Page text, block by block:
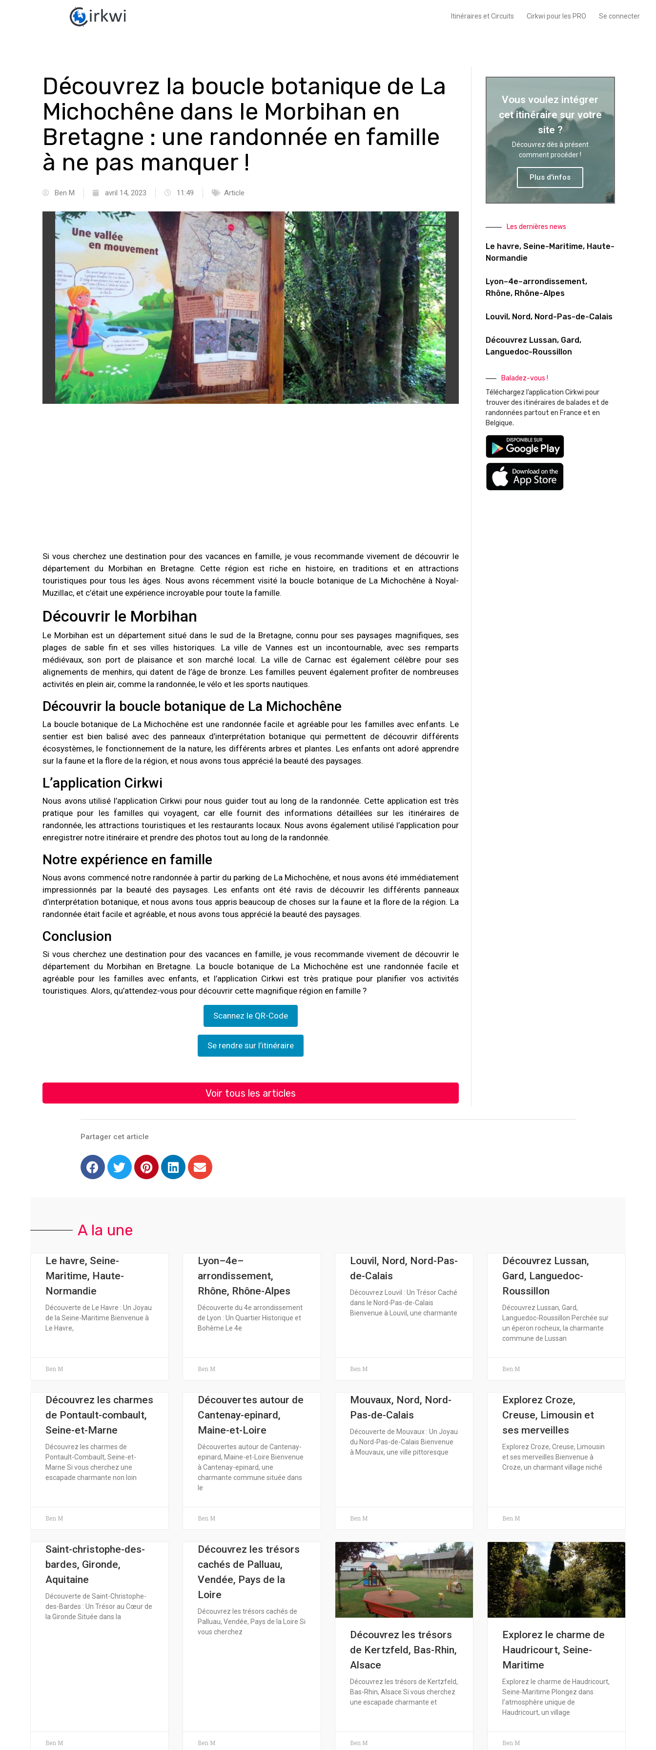
Itinéraires et Circuits Cirkwi pour les PRO Se connecter
Découvrez la boucle botanique de La
Michochêne dans le Morbihan en
Bretagne : une randonnée en famille
à ne pas manquer !
Ben M avril 14, 2023 11:49 Article
Si vous cherchez une destination pour des vacances en famille, je vous recommande vivement de découvrir le
département du Morbihan en Bretagne. Cette région est riche en histoire, en traditions et en attractions
touristiques pour tous les âges. Nous avons récemment visité la boucle botanique de La Michochêne à Noyal-
Muzillac, et c’était une expérience incroyable pour toute la famille.
Découvrir le Morbihan
Le Morbihan est un département situé dans le sud de la Bretagne, connu pour ses paysages magnifiques, ses
plages de sable fin et ses villes historiques. La ville de Vannes est un incontournable, avec ses remparts
médiévaux, son port de plaisance et son marché local. La ville de Carnac est également célèbre pour ses
alignements de menhirs, qui datent de l’âge de bronze. Les familles peuvent également profiter de nombreuses
activités en plein air, comme la randonnée, le vélo et les sports nautiques.
Découvrir la boucle botanique de La Michochêne
La boucle botanique de La Michochêne est une randonnée facile et agréable pour les familles avec enfants. Le
sentier est bien balisé avec des panneaux d’interprétation botanique qui permettent de découvrir différents
écosystèmes, le fonctionnement de la nature, les différents arbres et plantes. Les enfants ont adoré apprendre
sur la faune et la flore de la région, et nous avons tous apprécié la beauté des paysages.
L’application Cirkwi
Nous avons utilisé l’application Cirkwi pour nous guider tout au long de la randonnée. Cette application est très
pratique pour les familles qui voyagent, car elle fournit des informations détaillées sur les itinéraires de
randonnée, les attractions touristiques et les restaurants locaux. Nous avons également utilisé l’application pour
enregistrer notre itinéraire et prendre des photos tout au long de la randonnée.
Notre expérience en famille
Nous avons commencé notre randonnée à partir du parking de La Michochêne, et nous avons été immédiatement
impressionnés par la beauté des paysages. Les enfants ont été ravis de découvrir les différents panneaux
d’interprétation botanique, et nous avons tous appris beaucoup de choses sur la faune et la flore de la région. La
randonnée était facile et agréable, et nous avons tous apprécié la beauté des paysages.
Conclusion
Si vous cherchez une destination pour des vacances en famille, je vous recommande vivement de découvrir le
département du Morbihan en Bretagne. La boucle botanique de La Michochêne est une randonnée facile et
agréable pour les familles avec enfants, et l’application Cirkwi est très pratique pour planifier vos activités
touristiques. Alors, qu’attendez-vous pour découvrir cette magnifique région en famille ?
Scannez le QR-Code
Se rendre sur l’itinéraire
Voir tous les articles
Vous voulez intégrer
cet itinéraire sur votre
site ?
Découvrez dès à présent
comment procéder !
Plus d'infos
Les dernières news
Le havre, Seine-Maritime, Haute-
Normandie
Lyon–4e–arrondissement,
Rhône, Rhône-Alpes
Louvil, Nord, Nord-Pas-de-Calais
Découvrez Lussan, Gard,
Languedoc-Roussillon
Baladez-vous !
Téléchargez l’application Cirkwi pour
trouver des itinéraires de balades et de
randonnées partout en France et en
Belgique.
Partager cet article
A la une
Le havre, Seine-
Maritime, Haute-
Normandie
Découverte de Le Havre : Un Joyau
de la Seine-Maritime Bienvenue à
Le Havre,
Ben M
Lyon–4e–
arrondissement,
Rhône, Rhône-Alpes
Découverte du 4e arrondissement
de Lyon : Un Quartier Historique et
Bohème Le 4e
Ben M
Louvil, Nord, Nord-Pas-
de-Calais
Découvrez Louvil : Un Trésor Caché
dans le Nord-Pas-de-Calais
Bienvenue à Louvil, une charmante
Ben M
Découvrez Lussan,
Gard, Languedoc-
Roussillon
Découvrez Lussan, Gard,
Languedoc-Roussillon Perchée sur
un éperon rocheux, la charmante
commune de Lussan
Ben M
Découvrez les charmes
de Pontault-combault,
Seine-et-Marne
Découvrez les charmes de
Pontault-Combault, Seine-et-
Marne Si vous cherchez une
escapade charmante non loin
Ben M
Découvertes autour de
Cantenay-epinard,
Maine-et-Loire
Découvertes autour de Cantenay-
epinard, Maine-et-Loire Bienvenue
à Cantenay-epinard, une
charmante commune située dans
le
Ben M
Mouvaux, Nord, Nord-
Pas-de-Calais
Découverte de Mouvaux : Un Joyau
du Nord-Pas-de-Calais Bienvenue
à Mouvaux, une ville pittoresque
Ben M
Explorez Croze,
Creuse, Limousin et
ses merveilles
Explorez Croze, Creuse, Limousin
et ses merveilles Bienvenue à
Croze, un charmant village niché
Ben M
Saint-christophe-des-
bardes, Gironde,
Aquitaine
Découverte de Saint-Christophe-
des-Bardes : Un Trésor au Cœur de
la Gironde Située dans la
Ben M
Découvrez les trésors
cachés de Palluau,
Vendée, Pays de la
Loire
Découvrez les trésors cachés de
Palluau, Vendée, Pays de la Loire Si
vous cherchez
Ben M
Découvrez les trésors
de Kertzfeld, Bas-Rhin,
Alsace
Découvrez les trésors de Kertzfeld,
Bas-Rhin, Alsace Si vous cherchez
une escapade charmante et
Ben M
Explorez le charme de
Haudricourt, Seine-
Maritime
Explorez le charme de Haudricourt,
Seine-Maritime Plongez dans
l’atmosphère unique de
Haudricourt, un village
Ben M